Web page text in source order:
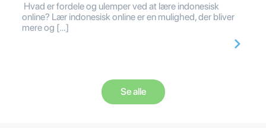
Hvad er fordele og ulemper ved at lære indonesisk
online? Lær indonesisk online er en mulighed, der bliver
mere og […]
Se alle